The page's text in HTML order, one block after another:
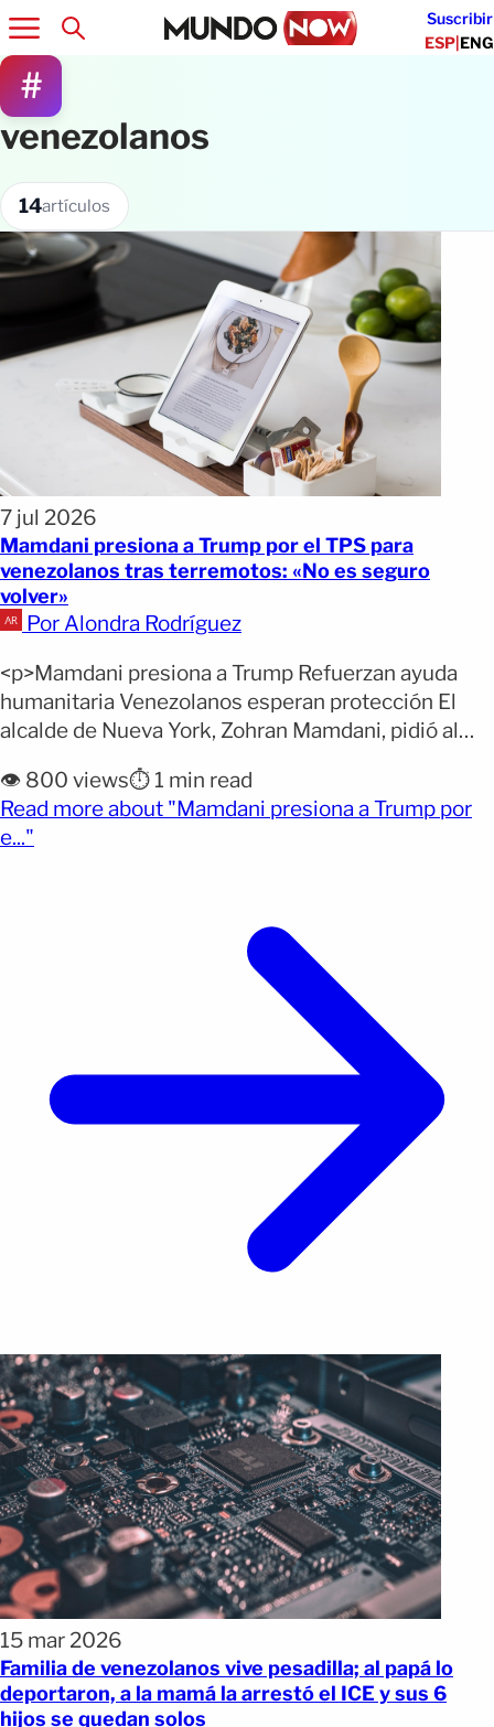
Suscribir
ESP|ENG
#
venezolanos
14artículos
7 jul 2026
Mamdani presiona a Trump por el TPS para
venezolanos tras terremotos: «No es seguro
volver»
Por Alondra Rodríguez
<p>Mamdani presiona a Trump Refuerzan ayuda
humanitaria Venezolanos esperan protección El
alcalde de Nueva York, Zohran Mamdani, pidió al
las protecciones migratorias para los venezolanos
al considerar que la crisis y los recientes
terremotos impiden un regreso seguro al país.
👁️ 800 views⏱️ 1 min read
Read more about "Mamdani presiona a Trump por
e..."
15 mar 2026
Familia de venezolanos vive pesadilla; al papá lo
deportaron, a la mamá la arrestó el ICE y sus 6
hijos se quedan solos